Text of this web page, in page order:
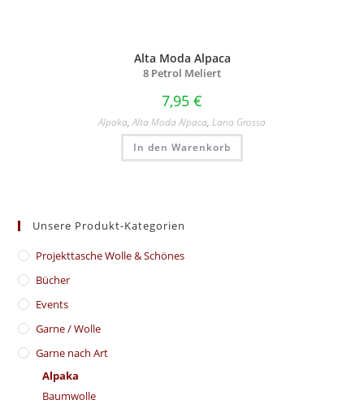
Alta Moda Alpaca
8 Petrol Meliert
7,95 €
Alpaka,Alta Moda Alpaca, Lana Grossa
In den Warenkorb
Unsere Produkt-Kategorien
​Projekttasche Wolle & Schönes
Bücher
Events
Garne / Wolle
Garne nach Art
Alpaka
Baumwolle